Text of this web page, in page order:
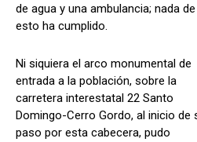
de agua y una ambulancia; nada de
esto ha cumplido.
Ni siquiera el arco monumental de
entrada a la población, sobre la
carretera interestatal 22 Santo
Domingo-Cerro Gordo, al inicio de
paso por esta cabecera, pudo